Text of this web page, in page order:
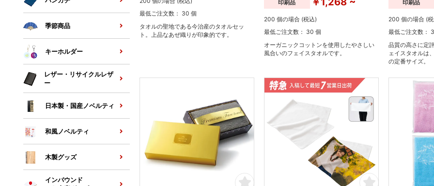
最低ご注文数： 30 個
タオルの聖地である今治産のタオルセッ
ト。上品なあぜ織りが印象的です。
印刷品
200 個の場合 (税込)
最低ご注文数： 30 個
オーガニックコットンを使用したやさしい
風合いのフェイスタオルです。
印刷品
200 個の場合 (
最低ご注文数：
品質の高さに定
ェイスタオルは
の定番サイズ。
季節商品
キーホルダー
レザー・リサイクルレザ
ー
日本製・国産ノベルティ
和風ノベルティ
木製グッズ
インバウンド